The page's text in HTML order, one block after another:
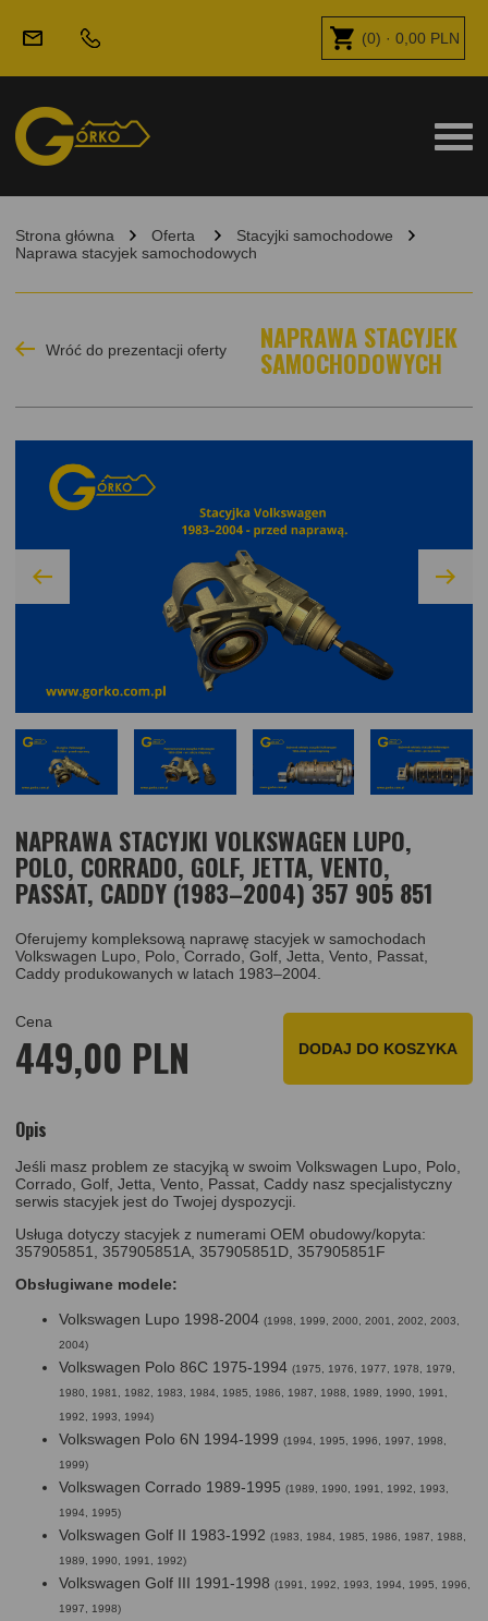
(0) · 0,00 PLN
Strona główna Oferta
Stacyjki samochodowe
Naprawa stacyjek samochodowych
Wróć do prezentacji oferty NAPRAWA STACYJEK
SAMOCHODOWYCH
NAPRAWA STACYJKI VOLKSWAGEN LUPO,
POLO, CORRADO, GOLF, JETTA, VENTO,
PASSAT, CADDY (1983–2004) 357 905 851
Oferujemy kompleksową naprawę stacyjek w samochodach
Volkswagen Lupo, Polo, Corrado, Golf, Jetta, Vento, Passat,
Caddy produkowanych w latach 1983–2004.
Cena
449,00 PLN DODAJ DO KOSZYKA
Opis
Jeśli masz problem ze stacyjką w swoim Volkswagen Lupo, Polo,
Corrado, Golf, Jetta, Vento, Passat, Caddy nasz specjalistyczny
serwis stacyjek jest do Twojej dyspozycji.
Usługa dotyczy stacyjek z numerami OEM obudowy/kopyta:
357905851, 357905851A, 357905851D, 357905851F
Obsługiwane modele:
Volkswagen Lupo 1998-2004 (1998, 1999, 2000, 2001, 2002, 2003,
2004)
Volkswagen Polo 86C 1975-1994 (1975, 1976, 1977, 1978, 1979,
1980, 1981, 1982, 1983, 1984, 1985, 1986, 1987, 1988, 1989, 1990, 1991,
1992, 1993, 1994)
Volkswagen Polo 6N 1994-1999 (1994, 1995, 1996, 1997, 1998,
1999)
Volkswagen Corrado 1989-1995 (1989, 1990, 1991, 1992, 1993,
1994, 1995)
Volkswagen Golf II 1983-1992 (1983, 1984, 1985, 1986, 1987, 1988,
1989, 1990, 1991, 1992)
Volkswagen Golf III 1991-1998 (1991, 1992, 1993, 1994, 1995, 1996,
1997, 1998)